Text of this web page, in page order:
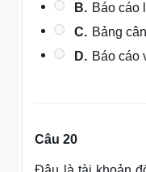
B. Báo cáo
C. Bảng
D. Báo cáo
Câu 20